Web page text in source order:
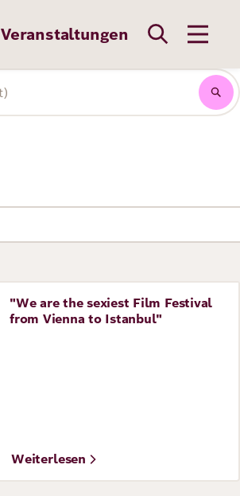
Veranstaltungen
Perspective
"We are the sexiest Film Festival
from Vienna to Istanbul"
Weiterlesen